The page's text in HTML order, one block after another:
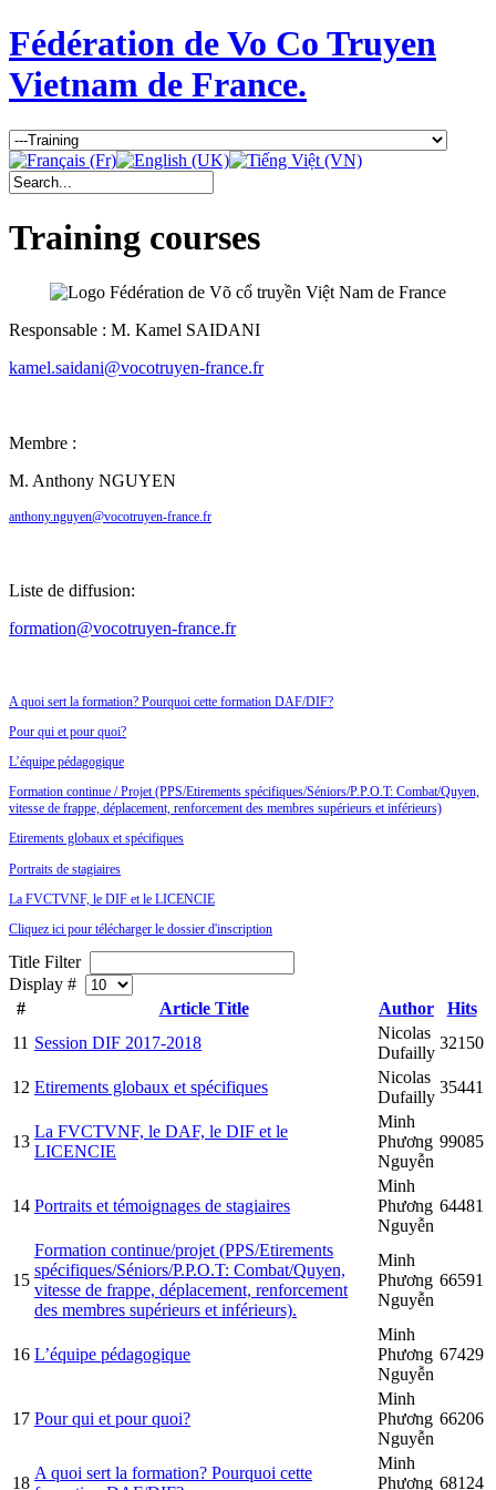
Fédération de Vo Co Truyen
Vietnam de France.
Training courses
Responsable : M. Kamel SAIDANI
kamel.saidani@vocotruyen-france.fr
Membre :
M. Anthony NGUYEN
anthony.nguyen@vocotruyen-france.fr
Liste de diffusion:
formation@vocotruyen-france.fr
A quoi sert la formation? Pourquoi cette formation DAF/DIF?
Pour qui et pour quoi?
L’équipe pédagogique
Formation continue / Projet (PPS/Etirements spécifiques/Séniors/P.P.O.T: Combat/Quyen,
vitesse de frappe, déplacement, renforcement des membres supérieurs et inférieurs)
Etirements globaux et spécifiques
Portraits de stagiaires
La FVCTVNF, le DIF et le LICENCIE
Cliquez ici pour télécharger le dossier d'inscription
Title Filter
Display #
#
Article Title Author
Hits
11 Session DIF 2017-2018
Nicolas
Dufailly
32150
12 Etirements globaux et spécifiques
Nicolas
Dufailly
35441
13
La FVCTVNF, le DAF, le DIF et le
LICENCIE
Minh
Phương
Nguyễn
99085
14 Portraits et témoignages de stagiaires
Minh
Phương
Nguyễn
64481
15
Formation continue/projet (PPS/Etirements
spécifiques/Séniors/P.P.O.T: Combat/Quyen,
vitesse de frappe, déplacement, renforcement
des membres supérieurs et inférieurs).
Minh
Phương
Nguyễn
66591
16 L’équipe pédagogique
Minh
Phương
Nguyễn
67429
17 Pour qui et pour quoi?
Minh
Phương
Nguyễn
66206
18
A quoi sert la formation? Pourquoi cette
Minh
Phương 68124